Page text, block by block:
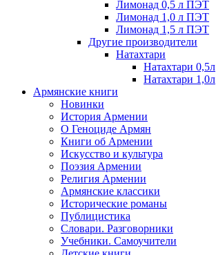
Лимонад 0,5 л ПЭТ
Лимонад 1,0 л ПЭТ
Лимонад 1,5 л ПЭТ
Другие производители
Натахтари
Натахтари 0,5л
Натахтари 1,0л
Армянские книги
Новинки
История Армении
О Геноциде Армян
Книги об Армении
Иcкусство и культура
Поэзия Армении
Религия Армении
Армянские классики
Исторические романы
Публицистика
Словари. Разговорники
Учебники. Самоучители